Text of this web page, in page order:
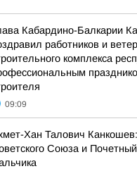
Кабардино-Балкарии
работников и
комплекса
09:09
Хан Талович
Союза и